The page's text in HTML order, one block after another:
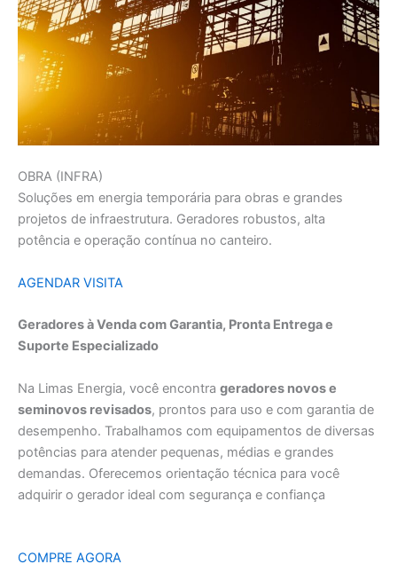
OBRA (INFRA)
Soluções em energia temporária para obras e grandes
projetos de infraestrutura. Geradores robustos, alta
potência e operação contínua no canteiro.
AGENDAR VISITA
Geradores à Venda com Garantia, Pronta Entrega e
Suporte Especializado
Na Limas Energia, você encontra geradores novos e
seminovos revisados, prontos para uso e com garantia de
desempenho. Trabalhamos com equipamentos de diversas
potências para atender pequenas, médias e grandes
demandas. Oferecemos orientação técnica para você
adquirir o gerador ideal com segurança e confiança
COMPRE AGORA